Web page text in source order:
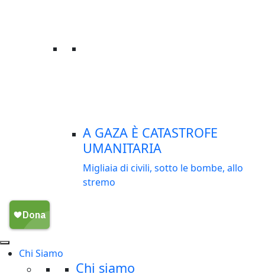
A GAZA È CATASTROFE
UMANITARIA
Migliaia di civili, sotto le bombe, allo
stremo
Chi Siamo
Chi siamo